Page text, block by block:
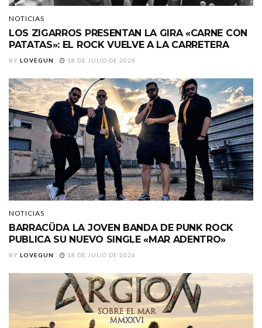
NOTICIAS
LOS ZIGARROS PRESENTAN LA GIRA «CARNE CON
PATATAS»: EL ROCK VUELVE A LA CARRETERA
BY LOVEGUN 18 DE JULIO DE 2026
NOTICIAS
BARRACÜDA LA JOVEN BANDA DE PUNK ROCK
PUBLICA SU NUEVO SINGLE «MAR ADENTRO»
BY LOVEGUN 18 DE JULIO DE 2026